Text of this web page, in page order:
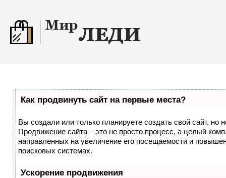
Как продвинуть сайт на первые места?
Вы создали или только планируете создать свой сайт, но
Продвижение сайта – это не просто процесс, а целый
направленных на увеличение его посещаемости и
поисковых системах.
Ускорение продвижения